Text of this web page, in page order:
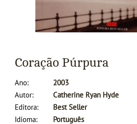
Coração Púrpura
Ano
2003
Autor
Catherine Ryan Hyde
Editora
Best Seller
Idioma
Português